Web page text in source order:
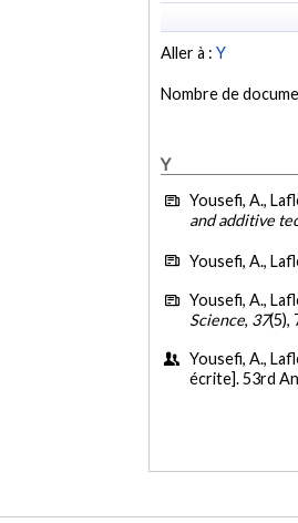
Aller à :Y
Nombre de
Y
Yousefi, A.,
and additive
Yousefi, A.,
Yousefi, A.,
Science, 37(5),
Yousefi, A.,
écrite]. 53rd